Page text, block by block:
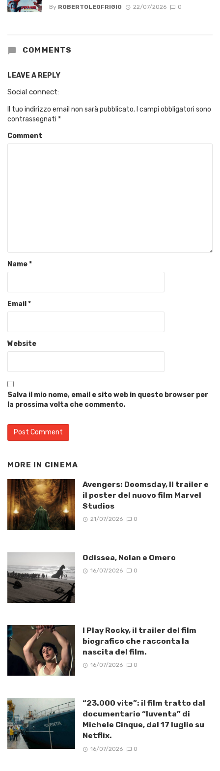
By ROBERTOLEOFRIGIO 22/07/2026 0
COMMENTS
LEAVE A REPLY
Social connect:
Il tuo indirizzo email non sarà pubblicato. I campi obbligatori sono
contrassegnati *
Comment
Name*
Email*
Website
Salva il mio nome, email e sito web in questo browser per
la prossima volta che commento.
MORE IN CINEMA
Avengers: Doomsday, Il trailer e
il poster del nuovo film Marvel
Studios
21/07/2026 0
Odissea, Nolan e Omero
16/07/2026 0
I Play Rocky, il trailer del film
biografico che racconta la
nascita del film.
16/07/2026 0
“23.000 vite”: il film tratto dal
documentario “Iuventa” di
Michele Cinque, dal 17 luglio su
Netflix.
16/07/2026 0